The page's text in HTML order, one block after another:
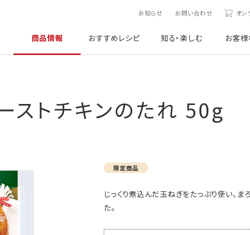
お知らせ お問い合わせ オン
商品情報 おすすめレシピ 知る・楽しむ お客
ストチキンのたれ 50g
限定商品
じっくり煮込んだ玉ねぎをたっぷり使い、
た。